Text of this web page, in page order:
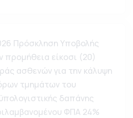
Πρόσκληση Υποβολής
είκοσι (20)
ασθενών για την κάλυψη
τμημάτων του
δαπάνης
ΦΠΑ 24%